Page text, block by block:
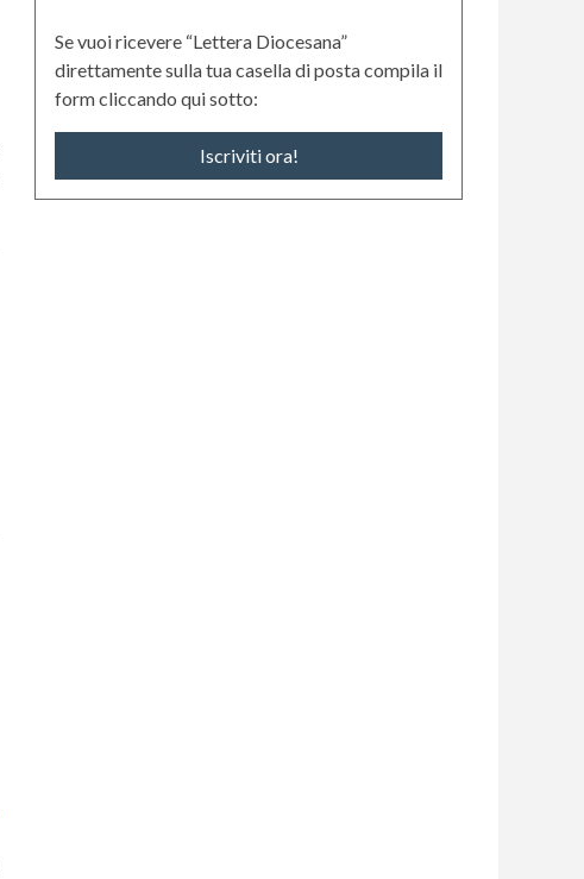
Se vuoi ricevere “Lettera Diocesana”
direttamente sulla tua casella di posta compila il
form cliccando qui sotto:
Iscriviti ora!